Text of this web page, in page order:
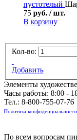
пустотелый
75 руб. / шт.
В корзину
Кол-во:
Добавить
Элементы
Часы работы: 8:00 -
Тел.: 8-800-755-07-76
Политика конфиденциальности
По всем вопросам